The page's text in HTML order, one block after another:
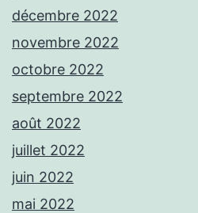
décembre 2022
novembre 2022
octobre 2022
septembre 2022
août 2022
juillet 2022
juin 2022
mai 2022